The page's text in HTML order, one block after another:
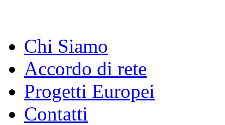
Chi Siamo
Accordo di rete
Progetti Europei
Contatti